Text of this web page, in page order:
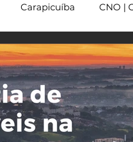
Carapicuíba CNO |
São Paulo Usucapião
Embu das Artes